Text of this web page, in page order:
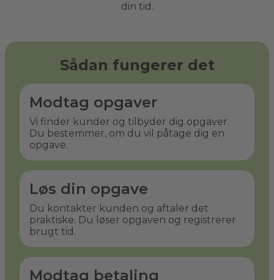
din tid.
Sådan fungerer det
Modtag opgaver
Vi finder kunder og tilbyder dig opgaver.
Du bestemmer, om du vil påtage dig en
opgave.
Løs din opgave
Du kontakter kunden og aftaler det
praktiske. Du løser opgaven og registrerer
brugt tid.
Modtag betaling